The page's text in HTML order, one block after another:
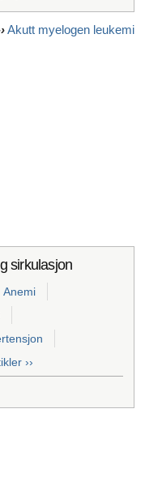
Akutt myelogen leukemi
sirkulasjon
Anemi
››